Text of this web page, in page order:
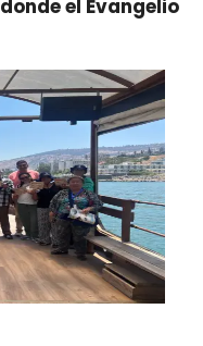
el Evangelio